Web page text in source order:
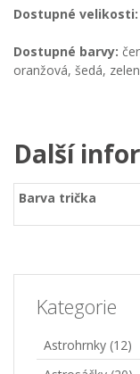
Dostupné velikosti:
Dostupné barvy:
oranžová, šedá,
Další
Barva trička
Kategorie
Astrohrnky (12)